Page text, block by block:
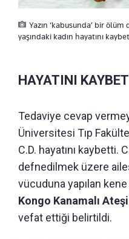
Yazın ‘kabusunda’ bir
yaşındaki kadın hayatını
HAYATINI
Tedaviye cevap
Üniversitesi Tıp
C.D. hayatını kaybetti.
defnedilmek üzere
vücuduna yapılan
Kongo Kanamalı
vefat ettiği belirtildi.